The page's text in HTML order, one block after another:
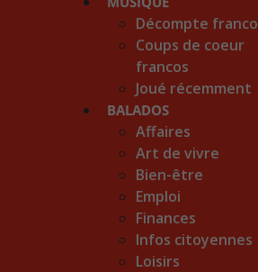
Décompte franco
Coups de coeur
francos
Joué récemment
BALADOS
Affaires
Art de vivre
Bien-être
Emploi
Finances
Infos citoyennes
Loisirs